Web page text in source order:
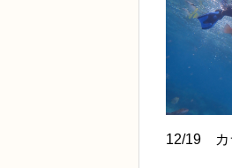
12/19 カ